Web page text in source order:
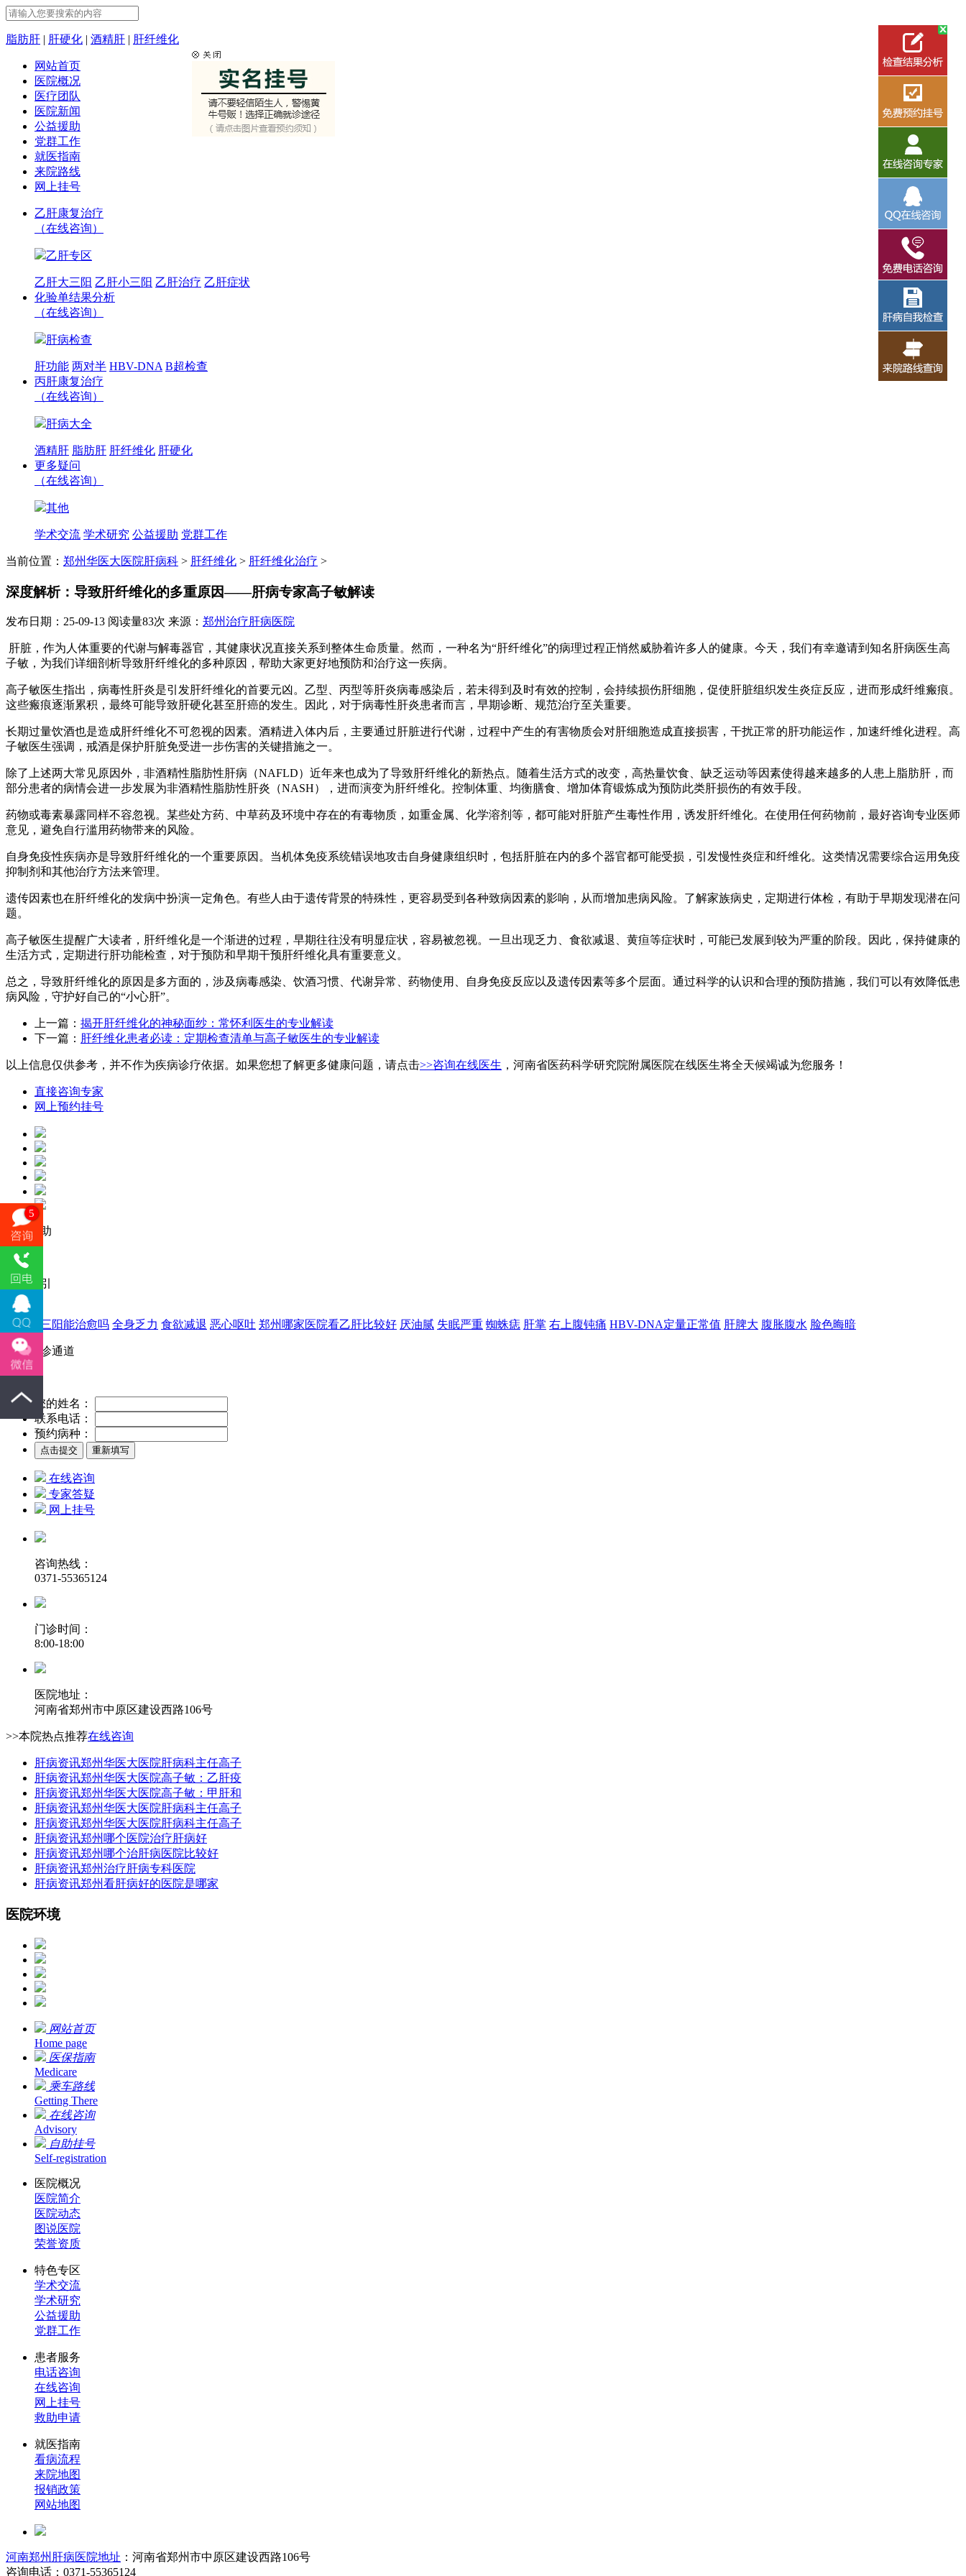
脂肪肝 | 肝硬化 | 酒精肝 | 肝纤维化
网站首页
医院概况
医疗团队
医院新闻
公益援助
党群工作
就医指南
来院路线
网上挂号
乙肝康复治疗
（在线咨询）
乙肝专区
乙肝大三阳 乙肝小三阳 乙肝治疗 乙肝症状
化验单结果分析
（在线咨询）
肝病检查
肝功能 两对半 HBV-DNA B超检查
丙肝康复治疗
（在线咨询）
肝病大全
酒精肝 脂肪肝 肝纤维化 肝硬化
更多疑问
（在线咨询）
其他
学术交流 学术研究 公益援助 党群工作
当前位置： 郑州华医大医院肝病科 > 肝纤维化 > 肝纤维化治疗 >
深度解析：导致肝纤维化的多重原因——肝病专家高子敏解读
发布日期：25-09-13 阅读量83次 来源： 郑州治疗肝病医院
肝脏，作为人体重要的代谢与解毒器官，其健康状况直接关系到整体生命质量。然而，一种名为“肝纤维化”的病理过程正悄然威胁着许多人的健康。今天，我们有幸邀请到知名肝病医生高
子敏，为我们详细剖析导致肝纤维化的多种原因，帮助大家更好地预防和治疗这一疾病。
高子敏医生指出，病毒性肝炎是引发肝纤维化的首要元凶。乙型、丙型等肝炎病毒感染后，若未得到及时有效的控制，会持续损伤肝细胞，促使肝脏组织发生炎症反应，进而形成纤维瘢痕。
这些瘢痕逐渐累积，最终可能导致肝硬化甚至肝癌的发生。因此，对于病毒性肝炎患者而言，早期诊断、规范治疗至关重要。
长期过量饮酒也是造成肝纤维化不可忽视的因素。酒精进入体内后，主要通过肝脏进行代谢，过程中产生的有害物质会对肝细胞造成直接损害，干扰正常的肝功能运作，加速纤维化进程。高
子敏医生强调，戒酒是保护肝脏免受进一步伤害的关键措施之一。
除了上述两大常见原因外，非酒精性脂肪性肝病（NAFLD）近年来也成为了导致肝纤维化的新热点。随着生活方式的改变，高热量饮食、缺乏运动等因素使得越来越多的人患上脂肪肝，而
部分患者的病情会进一步发展为非酒精性脂肪性肝炎（NASH），进而演变为肝纤维化。控制体重、均衡膳食、增加体育锻炼成为预防此类肝损伤的有效手段。
药物或毒素暴露同样不容忽视。某些处方药、中草药及环境中存在的有毒物质，如重金属、化学溶剂等，都可能对肝脏产生毒性作用，诱发肝纤维化。在使用任何药物前，最好咨询专业医师
意见，避免自行滥用药物带来的风险。
自身免疫性疾病亦是导致肝纤维化的一个重要原因。当机体免疫系统错误地攻击自身健康组织时，包括肝脏在内的多个器官都可能受损，引发慢性炎症和纤维化。这类情况需要综合运用免疫
抑制剂和其他治疗方法来管理。
遗传因素也在肝纤维化的发病中扮演一定角色。有些人由于遗传背景的特殊性，更容易受到各种致病因素的影响，从而增加患病风险。了解家族病史，定期进行体检，有助于早期发现潜在问
题。
高子敏医生提醒广大读者，肝纤维化是一个渐进的过程，早期往往没有明显症状，容易被忽视。一旦出现乏力、食欲减退、黄疸等症状时，可能已发展到较为严重的阶段。因此，保持健康的
生活方式，定期进行肝功能检查，对于预防和早期干预肝纤维化具有重要意义。
总之，导致肝纤维化的原因是多方面的，涉及病毒感染、饮酒习惯、代谢异常、药物使用、自身免疫反应以及遗传因素等多个层面。通过科学的认识和合理的预防措施，我们可以有效降低患
病风险，守护好自己的“小心肝”。
上一篇： 揭开肝纤维化的神秘面纱：常怀利医生的专业解读
下一篇： 肝纤维化患者必读：定期检查清单与高子敏医生的专业解读
以上信息仅供参考，并不作为疾病诊疗依据。如果您想了解更多健康问题，请点击>>咨询在线医生 ，河南省医药科学研究院附属医院在线医生将全天候竭诚为您服务！
直接咨询专家
网上预约挂号
公益救助
病症索引
乙肝大三阳能治愈吗 全身乏力 食欲减退 恶心呕吐 郑州哪家医院看乙肝比较好 厌油腻 失眠严重 蜘蛛痣 肝掌 右上腹钝痛 HBV-DNA定量正常值 肝脾大 腹胀腹水 脸色晦暗
快速就诊通道
您的姓名：
联系电话：
预约病种：
在线咨询
专家答疑
网上挂号
咨询热线：
0371-55365124
门诊时间：
8:00-18:00
医院地址：
河南省郑州市中原区建设西路106号
>>本院热点推荐在线咨询
肝病资讯郑州华医大医院肝病科主任高子
肝病资讯郑州华医大医院高子敏：乙肝疫
肝病资讯郑州华医大医院高子敏：甲肝和
肝病资讯郑州华医大医院肝病科主任高子
肝病资讯郑州华医大医院肝病科主任高子
肝病资讯郑州哪个医院治疗肝病好
肝病资讯郑州哪个治肝病医院比较好
肝病资讯郑州治疗肝病专科医院
肝病资讯郑州看肝病好的医院是哪家
医院环境
网站首页
Home page
医保指南
Medicare
乘车路线
Getting There
在线咨询
Advisory
自助挂号
Self-registration
医院概况
医院简介
医院动态
图说医院
荣誉资质
特色专区
学术交流
学术研究
公益援助
党群工作
患者服务
电话咨询
在线咨询
网上挂号
救助申请
就医指南
看病流程
来院地图
报销政策
网站地图
河南郑州肝病医院地址 ：河南省郑州市中原区建设西路106号
咨询电话：0371-55365124
5